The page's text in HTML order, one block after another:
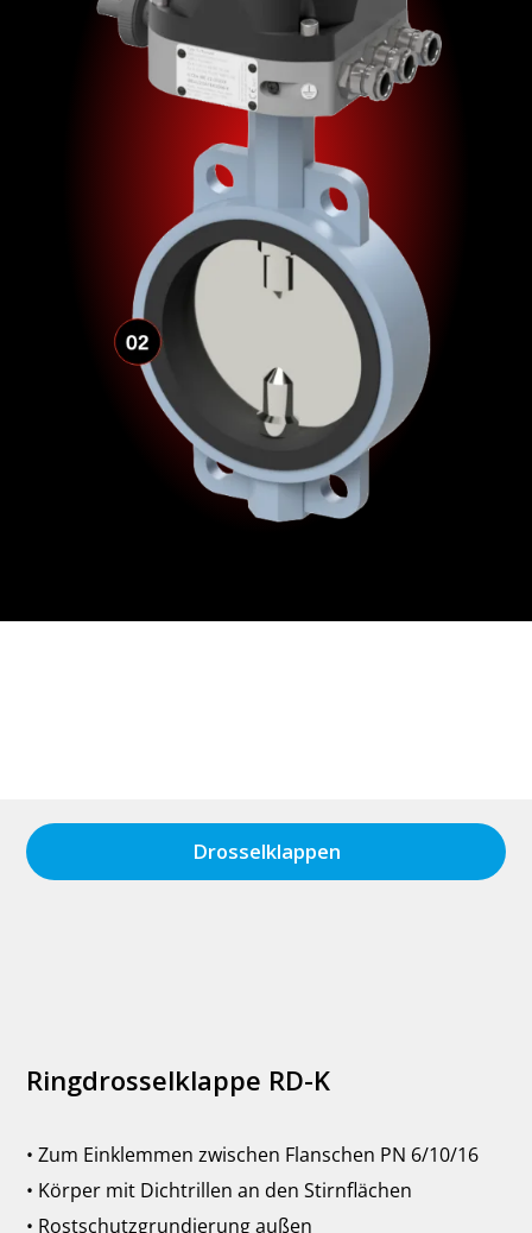
Drosselklappen
Ringdrosselklappe RD-K
• Zum Einklemmen zwischen Flanschen PN 6/10/16
• Körper mit Dichtrillen an den Stirnflächen
• Rostschutzgrundierung außen